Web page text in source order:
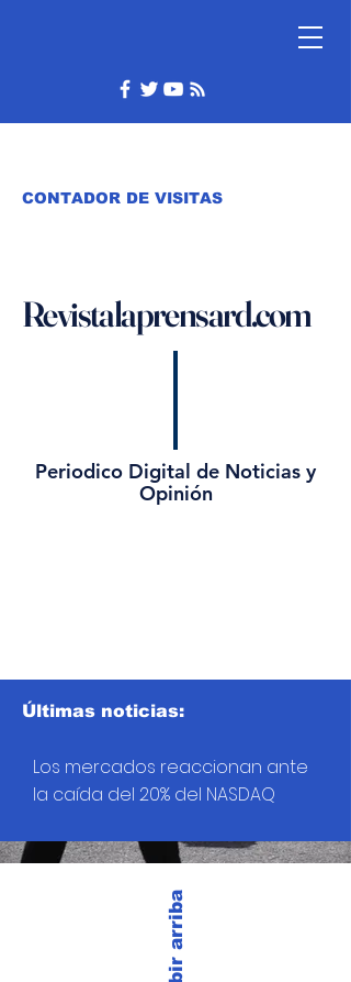
CONTADOR DE VISITAS
Revistalaprensard.com
Periodico Digital de Noticias y
Opinión
Subir arriba
Últimas noticias:
Los mercados reaccionan ante
la caída del 20% del NASDAQ